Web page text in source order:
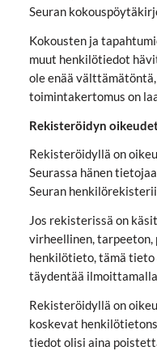
Seuran
Kokousten ja
muut henkilötiedot
ole enää
toimintakertomus on
Rekisteröidyn
Rekisteröidyllä on
Seurassa hänen
Seuran
Jos rekisterissä on
virheellinen,
henkilötieto, tämä
täydentää
Rekisteröidyllä on
koskevat
tiedot olisi aina